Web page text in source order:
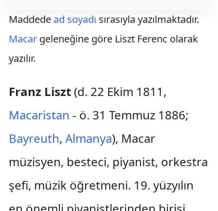
Maddede ad soyadı sırasıyla yazılmaktadır.
Macargeleneğine göre Liszt Ferenc olarak
yazılır.
Franz Liszt(d. 22 Ekim 1811,
Macaristan - ö. 31 Temmuz 1886;
Bayreuth, Almanya), Macar
müzisyen, besteci, piyanist, orkestra
şefi, müzik öğretmeni. 19. yüzyılın